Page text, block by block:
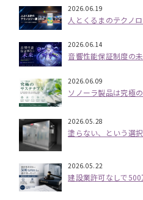
2026.06.19
人とくるまのテクノ
2026.06.14
音響性能保証制度の
2026.06.09
ソノーラ製品は究極
2026.05.28
塗らない、という選択
2026.05.22
建設業許可なしで